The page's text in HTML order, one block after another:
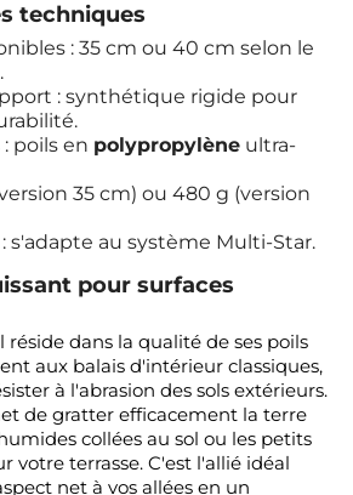
techniques
: 35 cm ou 40 cm selon le
: synthétique rigide pour
poils en polypropylène ultra-
35 cm) ou 480 g (version
s'adapte au système Multi-Star.
pour surfaces
réside dans la qualité de ses poils
aux balais d'intérieur classiques,
à l'abrasion des sols extérieurs.
de gratter efficacement la terre
collées au sol ou les petits
votre terrasse. C'est l'allié idéal
net à vos allées en un